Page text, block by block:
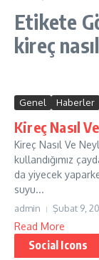
Etikete
kireç
Genel Haberler
Kireç Nasıl
Kireç Nasıl Ve
kullandığımız
da yiyecek
suyu...
admin Şubat 9,
Read More
Social Icons